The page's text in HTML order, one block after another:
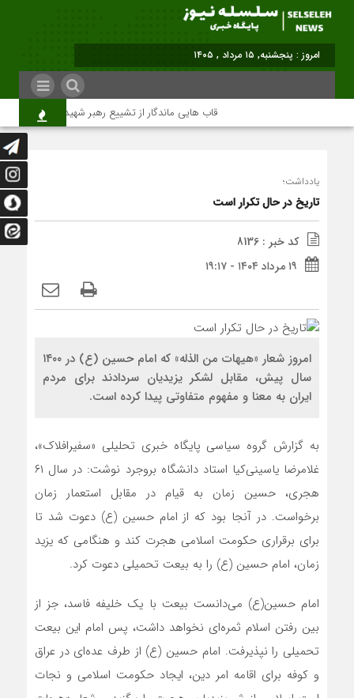
برابر با : Thursday - 6 August - 2026
قاب هایی ماندگار از تشییع رهبر شهید در تهران
یادداشت؛
تاریخ در حال تکرار است
کد خبر : 8136
۱۹ مرداد ۱۴۰۴ - ۱۹:۱۷
امروز شعار «هیهات من الذله» که امام حسین (ع) در ۱۴۰۰
سال پیش، مقابل لشکر یزیدیان سردادند برای مردم
ایران به معنا و مفهوم متفاوتی پیدا کرده است.
به گزارش گروه سیاسی پایگاه خبری تحلیلی «سفیرافلاک»،
غلامرضا یاسینی‌کیا استاد دانشگاه بروجرد نوشت: در سال ۶۱
هجری، حسین زمان به قیام در مقابل استعمار زمان
برخواست. در آنجا بود که از امام حسین (ع) دعوت شد تا
برای برقراری حکومت اسلامی هجرت کند و هنگامی که یزید
زمان، امام حسین (ع) را به بیعت تحمیلی دعوت کرد.
امام حسین(ع) می‌دانست بیعت با یک خلیفه فاسد، جز از
بین رفتن اسلام ثمره‌ای نخواهد داشت، پس امام این بیعت
تحمیلی را نپذیرفت. امام حسین (ع) از طرف عده‌ای در عراق
و کوفه برای اقامه امر دین، ایجاد حکومت اسلامی و نجات